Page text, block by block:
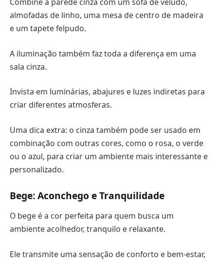
almofadas de linho, uma mesa de centro de madeira
e um tapete felpudo.
A iluminação também faz toda a diferença em uma
sala cinza.
Invista em luminárias, abajures e luzes indiretas para
criar diferentes atmosferas.
Uma dica extra: o cinza também pode ser usado em
combinação com outras cores, como o rosa, o verde
ou o azul, para criar um ambiente mais interessante e
personalizado.
Bege: Aconchego e Tranquilidade
O bege é a cor perfeita para quem busca um
ambiente acolhedor, tranquilo e relaxante.
Ele transmite uma sensação de conforto e bem-estar,